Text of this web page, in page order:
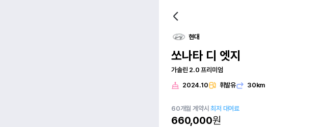
현대
쏘나타 디 엣지
가솔린 2.0 프리미엄
2024.10 휘발유 30km
60개월 계약시최저 대여료
660,000원